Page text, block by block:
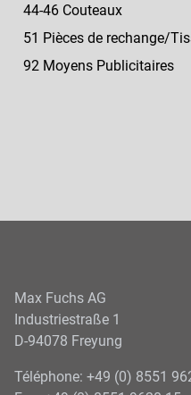
44-46 Couteaux
51 Pièces de rechange/
92 Moyens Publicitaires
Max Fuchs AG
Industriestraße 1
D-94078 Freyung
Téléphone: +49 (0) 8551